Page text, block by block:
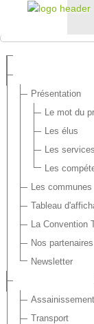
Présentation
Le mot du
Les élus
Les services
Les
Les communes
Tableau
La Convention
Nos partenaires
Newsletter
Assainissement
Transport